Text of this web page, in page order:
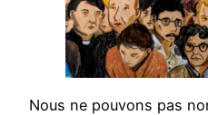
Nous ne pouvons pas